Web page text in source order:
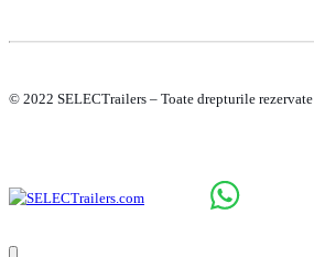
© 2022 SELECTrailers – Toate drepturile rezervate